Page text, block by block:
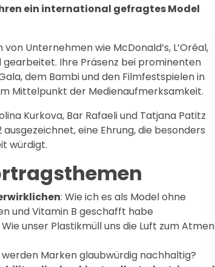
ein international gefragtes Model
Unternehmen wie McDonald’s, L’Oréal,
gearbeitet. Ihre Präsenz bei prominenten
dem Bambi und den Filmfestspielen in
Mittelpunkt der Medienaufmerksamkeit.
Kurkova, Bar Rafaeli und Tatjana Patitz
eine Ehrung, die besonders
würdigt.
: Wie ich es als Model ohne
und Vitamin B geschafft habe
Wie unser Plastikmüll uns die Luft zum Atmen
werden Marken glaubwürdig nachhaltig?